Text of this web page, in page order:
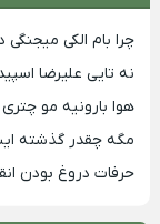
چرا بام الکی
نه تایی علیرضا
هوا بارونیه مو
مگه چقدر گذشته
حرفات دروغ بودن